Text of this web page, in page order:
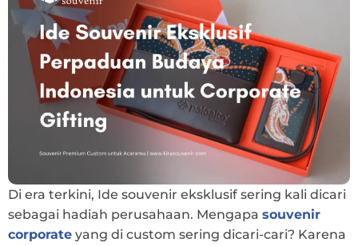
Di era terkini, Ide souvenir eksklusif sering kali dicari
sebagai hadiah perusahaan. Mengapa souvenir
corporate yang di custom sering dicari-cari? Karena